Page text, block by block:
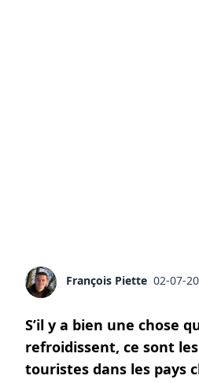
François Piette 02-07-
S’il y a bien une chose
refroidissent, ce sont
touristes dans les pays